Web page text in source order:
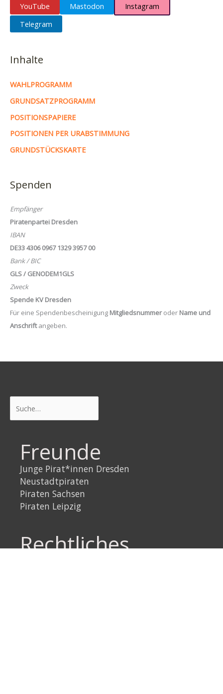
YouTube
Mastodon
Instagram
Telegram
Inhalte
WAHLPROGRAMM
GRUNDSATZPROGRAMM
POSITIONSPAPIERE
POSITIONEN PER URABSTIMMUNG
GRUNDSTÜCKSKARTE
Spenden
Empfänger
Piratenpartei Dresden
IBAN
DE33 4306 0967 1329 3957 00
Bank / BIC
GLS / GENODEM1GLS
Zweck
Spende KV Dresden
Für eine Spendenbescheinigung Mitgliedsnummeroder Name und
Anschriftangeben.
Freunde
Junge Pirat*innen Dresden
Neustadtpiraten
Piraten Sachsen
Piraten Leipzig
Rechtliches